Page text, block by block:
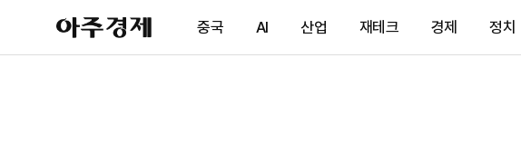
아
주
제
중국 AI 산업 재테크 경제 정치